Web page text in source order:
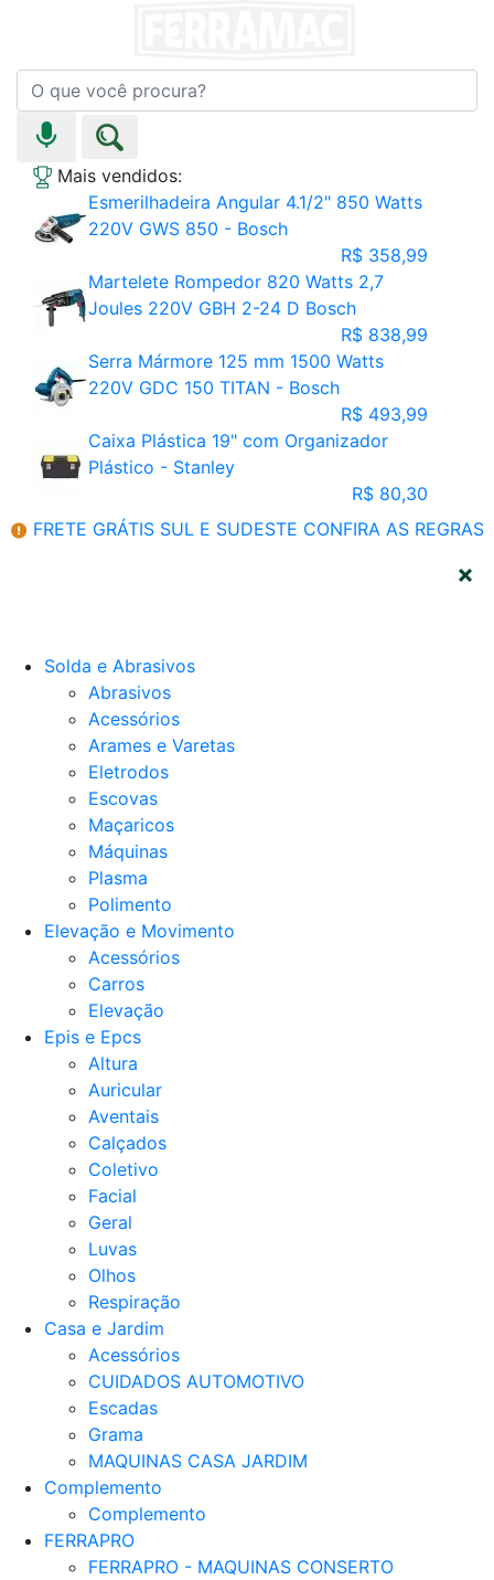
Mais vendidos:
Esmerilhadeira Angular 4.1/2" 850 Watts
220V GWS 850 - Bosch
R$ 358,99
Martelete Rompedor 820 Watts 2,7
Joules 220V GBH 2-24 D Bosch
R$ 838,99
Serra Mármore 125 mm 1500 Watts
220V GDC 150 TITAN - Bosch
R$ 493,99
Caixa Plástica 19" com Organizador
Plástico - Stanley
R$ 80,30
FRETE GRÁTIS SUL E SUDESTE CONFIRA AS REGRAS
Solda e Abrasivos
Abrasivos
Acessórios
Arames e Varetas
Eletrodos
Escovas
Maçaricos
Máquinas
Plasma
Polimento
Elevação e Movimento
Acessórios
Carros
Elevação
Epis e Epcs
Altura
Auricular
Aventais
Calçados
Coletivo
Facial
Geral
Luvas
Olhos
Respiração
Casa e Jardim
Acessórios
CUIDADOS AUTOMOTIVO
Escadas
Grama
MAQUINAS CASA JARDIM
Complemento
Complemento
FERRAPRO
FERRAPRO - MAQUINAS CONSERTO